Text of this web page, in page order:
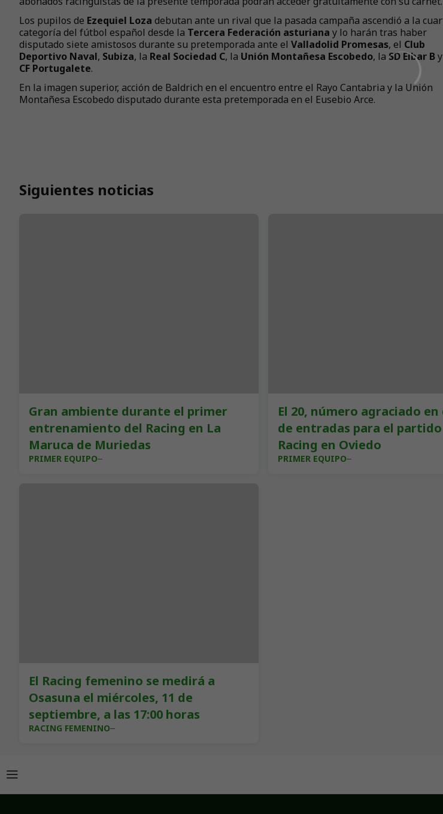
Los pupilos de Ezequiel Loza debutan ante un rival que la pasada campaña ascendió a la
categoría del fútbol español desde la Tercera Federación asturiana y lo harán tras haber
disputado siete amistosos durante su pretemporada ante el Valladolid Promesas, el Club
Deportivo Naval, Subiza, la Real Sociedad C, la Unión Montañesa Escobedo, la SD Eibar B
CF Portugalete.
En la imagen superior, acción de Baldrich en el encuentro entre el Rayo Cantabria y la Unión
Montañesa Escobedo disputado durante esta pretemporada en el Eusebio Arce.
Siguientes noticias
Gran ambiente durante el primer
entrenamiento del Racing en La
Maruca de Muriedas
PRIMER EQUIPO
El 20, número agraciado
de entradas para el
Racing en Oviedo
PRIMER EQUIPO
El Racing femenino se medirá a
Osasuna el miércoles, 11 de
septiembre, a las 17:00 horas
RACING FEMENINO